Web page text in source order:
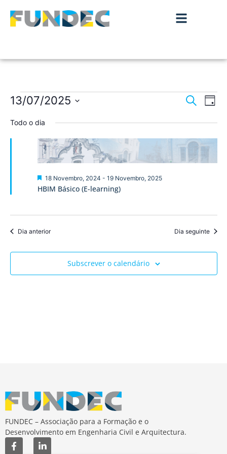
de
e
Pesquisar
de
Dia
13/07/2025
a
Todo o dia
HBIM Básico (E-learning)
Destaque
18 Novembro, 2024 - 19 Novembro, 2025
Dia anterior Dia seguinte
Subscrever o calendário
FUNDEC – Associação para a Formação e o
Desenvolvimento em Engenharia Civil e Arquitectura.